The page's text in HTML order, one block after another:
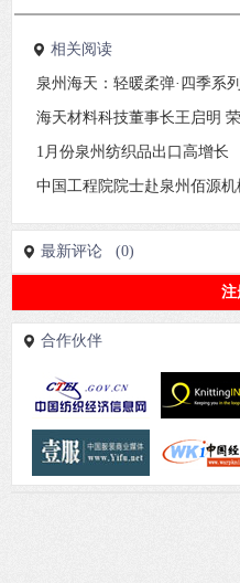
相关阅读
泉州海天：轻暖柔弹·四季系列
海天材料科技董事长王启明
1月份泉州纺织品出口高增长
中国工程院院士赴泉州佰源
最新评论 (0)
注
合作伙伴